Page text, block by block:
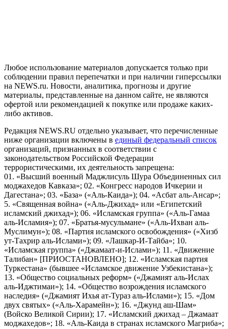
Любое использование материалов допускается только при
соблюдении правил перепечатки и при наличии гиперссылки
на NEWS.ru. Новости, аналитика, прогнозы и другие
материалы, представленные на данном сайте, не являются
офертой или рекомендацией к покупке или продаже каких-
либо активов.
Редакция NEWS.RU отдельно указывает, что перечисленные
ниже организации включены в единый федеральный список
организаций, признанных в соответствии с
законодательством Российской Федерации
террористическими, их деятельность запрещена:
01. «Высший военный Маджлисуль Шура Объединенных сил
моджахедов Кавказа»; 02. «Конгресс народов Ичкерии и
Дагестана»; 03. «База» («Аль-Каида»); 04. «Асбат аль-Ансар»;
5. «Священная война» («Аль-Джихад» или «Египетский
исламский джихад»); 06. «Исламская группа» («Аль-Гамаа
аль-Исламия»); 07. «Братья-мусульмане» («Аль-Ихван аль-
Муслимун»); 08. «Партия исламского освобождения» («Хизб
ут-Тахрир аль-Ислами»); 09. «Лашкар-И-Тайба»; 10.
«Исламская группа» («Джамаат-и-Ислами»); 11. «Движение
Талибан» [ПРИОСТАНОВЛЕНО]; 12. «Исламская партия
Туркестана» (бывшее «Исламское движение Узбекистана»);
13. «Общество социальных реформ» («Джамият аль-Ислах
аль-Иджтимаи»); 14. «Общество возрождения исламского
наследия» («Джамият Ихья ат-Тураз аль-Ислами»); 15. «Дом
двух святых» («Аль-Харамейн»); 16. «Джунд аш-Шам»
(Войско Великой Сирии); 17. «Исламский джихад – Джамаат
моджахедов»; 18. «Аль-Каида в странах исламского Магриба»;